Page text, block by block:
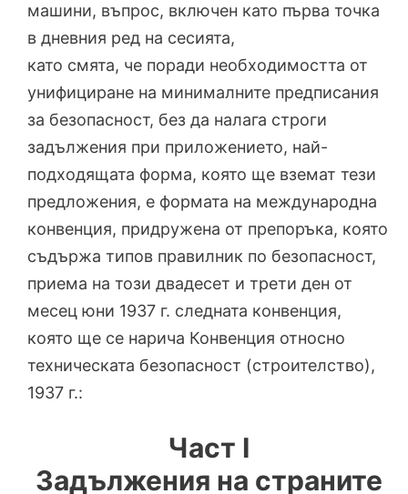
машини, въпрос, включен като първа точка
в дневния ред на сесията,
като смята, че поради необходимостта от
унифициране на минималните предписания
за безопасност, без да налага строги
задължения при приложението, най-
подходящата форма, която ще вземат тези
предложения, е формата на международна
конвенция, придружена от препоръка, която
съдържа типов правилник по безопасност,
приема на този двадесет и трети ден от
месец юни 1937 г. следната конвенция,
която ще се нарича Конвенция относно
техническата безопасност (строителство),
1937 г.:
Част I
Задължения на страните